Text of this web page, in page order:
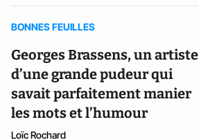
BONNES FEUILLES
Georges Brassens, un artiste
d’une grande pudeur qui
savait parfaitement manier
les mots et l’humour
Loïc Rochard